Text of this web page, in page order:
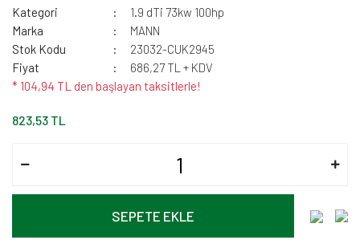
Kategori
1.9 dTi 73kw 100hp
Marka
MANN
Stok Kodu
23032-CUK2945
Fiyat
686,27 TL + KDV
* 104,94 TL den başlayan taksitlerle!
823,53 TL
SEPETE EKLE